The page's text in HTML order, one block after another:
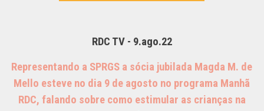
RDC TV - 9.ago.22
Representando a SPRGS a sócia jubilada Magda M. de
Mello esteve no dia 9 de agosto no programa Manhã
RDC, falando sobre como estimular as crianças na